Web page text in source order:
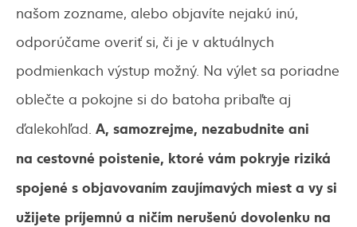
našom zozname, alebo objavíte nejakú inú,
odporúčame overiť si, či je v aktuálnych
podmienkach výstup možný. Na výlet sa poriadne
oblečte a pokojne si do batoha pribaľte aj
ďalekohľad. A, samozrejme, nezabudnite ani
na cestovné poistenie, ktoré vám pokryje riziká
spojené s objavovaním zaujímavých miest a vy si
užijete príjemnú a ničím nerušenú dovolenku na